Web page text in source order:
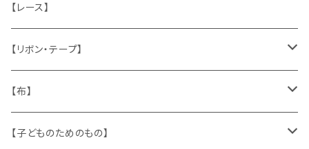
お部屋に飾るもの
メタル製品
缶、箱
陶磁器
文房具
蔵書票、荷札、ビュバー、伝票
シール、ステッカー、クロモス
袋、箱、ナプキン、コースター
パズル、ゲーム
ひも、テープ
切手
スタンプ
文房具
木
貝
メタル
ガラス
【レース】
【リボン・テープ】
チロルテープ・イニシャルテープ
トリム
【布】
キッチンクロス、ナプキン
【子どものためのもの】